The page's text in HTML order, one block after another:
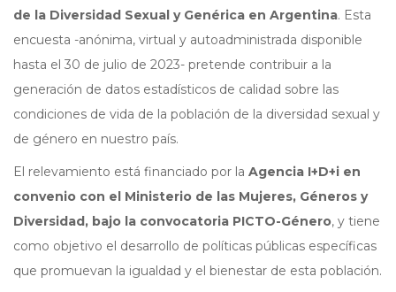
de la Diversidad Sexual y Genérica en Argentina. Esta
encuesta -anónima, virtual y autoadministrada disponible
hasta el 30 de julio de 2023- pretende contribuir a la
generación de datos estadísticos de calidad sobre las
condiciones de vida de la población de la diversidad sexual y
de género en nuestro país.
El relevamiento está financiado por la Agencia I+D+i en
convenio con el Ministerio de las Mujeres, Géneros y
Diversidad, bajo la convocatoria PICTO-Género, y tiene
como objetivo el desarrollo de políticas públicas específicas
que promuevan la igualdad y el bienestar de esta población.